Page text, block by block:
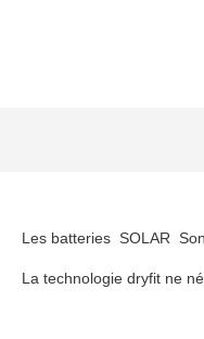
Les batteries SOLAR
La technologie dryfit ne